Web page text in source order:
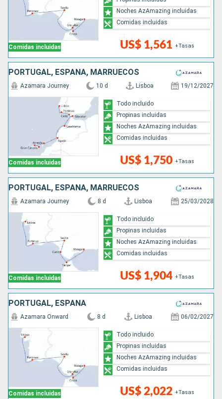
Comidas incluidas US$ 1,561 +Tasas
Noches AzAmazing incluidas
Comidas incluidas
PORTUGAL, ESPAÑA, MARRUECOS
Comidas incluidas
Azamara Journey 10 d Lisboa 19/12/2027
US$ 1,750 +Tasas
Todo incluido
Propinas incluidas
Noches AzAmazing incluidas
Comidas incluidas
PORTUGAL, ESPAÑA, MARRUECOS
Comidas incluidas
Azamara Journey 8 d Lisboa 25/03/2028
US$ 1,904 +Tasas
Todo incluido
Propinas incluidas
Noches AzAmazing incluidas
Comidas incluidas
PORTUGAL, ESPAÑA
Comidas incluidas
Azamara Onward 8 d Lisboa 06/02/2027
US$ 2,022 +Tasas
Todo incluido
Propinas incluidas
Noches AzAmazing incluidas
Comidas incluidas